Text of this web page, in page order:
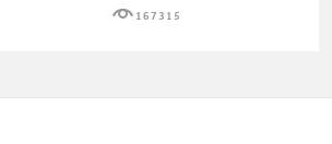
167315